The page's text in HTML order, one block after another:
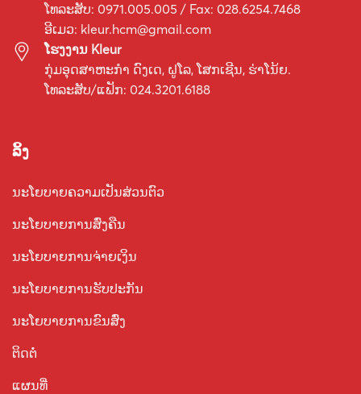
ໂທລະສັບ: 0971.005.005 / Fax: 028.6254.7468
ອີເມວ: kleur.hcm@gmail.com
ໂຮງງານ Kleur
ກຸ່ມ​ອຸດ​ສາ​ຫະ​ກຳ ດົງ​ເດ, ຝູ​ໂລ, ໂສກ​ເຊີນ, ຮ່າ​ໂນ້ຍ.
ໂທລະສັບ/ແຟັກ: 024.3201.6188
ລິ້ງ
ນະໂຍບາຍຄວາມເປັນສ່ວນຕົວ
ນະໂຍບາຍການສົ່ງຄືນ
ນະໂຍບາຍການຈ່າຍເງິນ
ນະໂຍບາຍການຮັບປະກັນ
ນະໂຍບາຍການຂົນສົ່ງ
ຕິດຕໍ່
ແຜນທີ່